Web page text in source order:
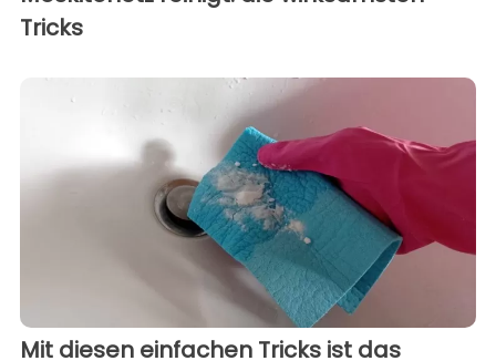
Tricks
Mit diesen einfachen Tricks ist das